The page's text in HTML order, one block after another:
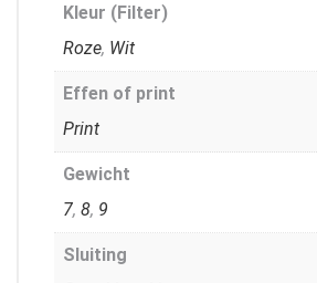
Kleur (Filter)
Roze, Wit
Effen of print
Print
Gewicht
7, 8, 9
Sluiting